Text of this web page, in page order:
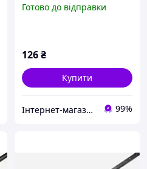
10009.0240.0.2
Готово до відправки
126₴
Купити
Інтернет-магазин запчастин до вікон, дверей, жалюзі, ролетів "WENTANA" 99%